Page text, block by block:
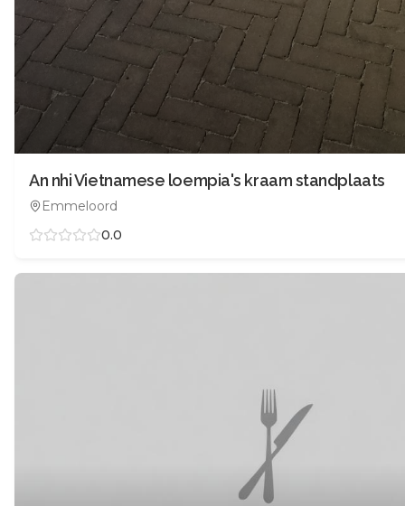
An nhi Vietnamese loempia's kraam standplaats
Emmeloord
0.0